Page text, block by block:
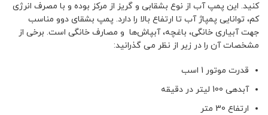
کنید. این پمپ آب از نوع بشقابی و گریز از مرکز بوده و با مصرف انرژی
کم، توانایی پمپاژ آب تا ارتفاع بالا را دارد. پمپ بشقای دوو مناسب
جهت آبیاری خانگی، باغچه، آبپاش‌ها و مصارف خانگی است. برخی از
مشخصات آن را در زیر از نظر می گذرانید:
قدرت موتور 1 اسب
آبدهی 100 لیتر در دقیقه
ارتفاع 30 متر